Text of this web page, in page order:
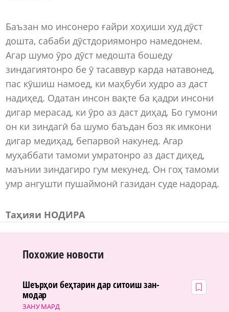
Баъзан мо инсонеро ғайри хоҳиши худ дӯст
дошта, сабаби дӯстдориямонро намедонем.
Агар шумо ӯро дӯст медошта бошеду
зиндагиятонро бе ӯ тасаввур карда натавонед,
пас кӯшиш намоед, ки маҳбуби худро аз даст
надиҳед. Одатан инсон вақте ба қадри инсони
дигар мерасад, ки ӯро аз даст диҳад. Бо гумони
он ки зиндагӣ ба шумо баъдан боз як имкони
дигар медиҳад, бепарвоӣ накунед. Агар
муҳаббати тамоми умратонро аз даст диҳед,
маънии зиндагиро гум мекунед. Он гоҳ тамоми
умр ангушти пушаймонӣ газидан суде надорад.
Таҳияи НОДИРА
Похожие новости
ЗАНУ МАРД
Шеърҳои беҳтарин дар ситоиш зан-
модар